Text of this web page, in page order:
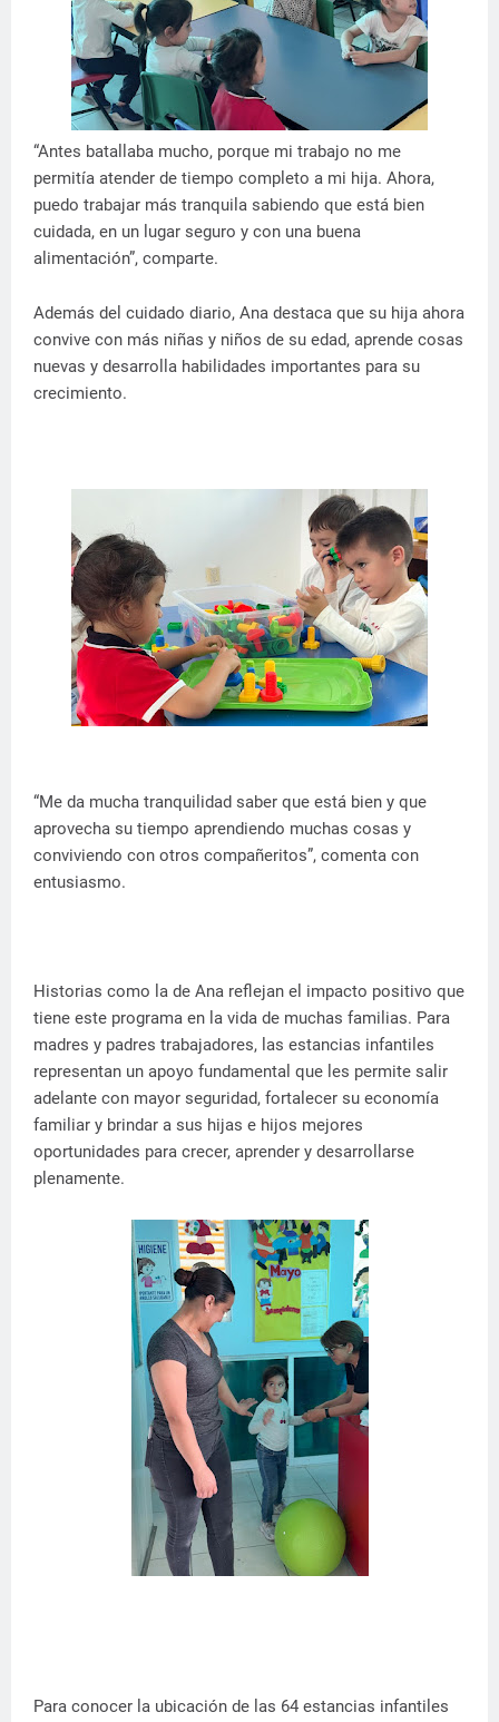
“Antes batallaba mucho, porque mi trabajo no me
permitía atender de tiempo completo a mi hija. Ahora,
puedo trabajar más tranquila sabiendo que está bien
cuidada, en un lugar seguro y con una buena
alimentación”, comparte.
Además del cuidado diario, Ana destaca que su hija ahora
convive con más niñas y niños de su edad, aprende cosas
nuevas y desarrolla habilidades importantes para su
crecimiento.
“Me da mucha tranquilidad saber que está bien y que
aprovecha su tiempo aprendiendo muchas cosas y
conviviendo con otros compañeritos”, comenta con
entusiasmo.
Historias como la de Ana reflejan el impacto positivo que
tiene este programa en la vida de muchas familias. Para
madres y padres trabajadores, las estancias infantiles
representan un apoyo fundamental que les permite salir
adelante con mayor seguridad, fortalecer su economía
familiar y brindar a sus hijas e hijos mejores
oportunidades para crecer, aprender y desarrollarse
plenamente.
Para conocer la ubicación de las 64 estancias infantiles